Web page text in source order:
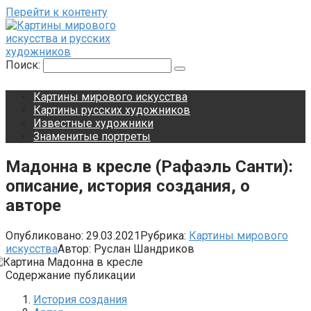
Перейти к контенту
Поиск:
Картины мирового искусства
Картины русских художников
Известные художники
Знаменитые портреты
Мадонна в кресле (Рафаэль Санти):
описание, история создания, о
авторе
Опубликовано: 29.03.2021Рубрика: Картины мирового
искусстваАвтор: Руслан Шандриков
Содержание публикации
История создания